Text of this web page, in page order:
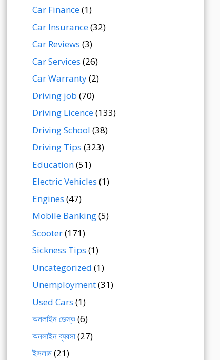
Car Finance(1)
Car Insurance(32)
Car Reviews (3)
Car Services (26)
Car Warranty(2)
Driving job (70)
Driving Licence(133)
Driving School (38)
Driving Tips (323)
Education(51)
Electric Vehicles (1)
Engines (47)
Mobile Banking(5)
Scooter(171)
Sickness Tips (1)
Uncategorized (1)
Unemployment(31)
Used Cars (1)
অনলাইন ডেস্ক(6)
অনলাইন ব্যবসা(27)
ইসলাম(21)